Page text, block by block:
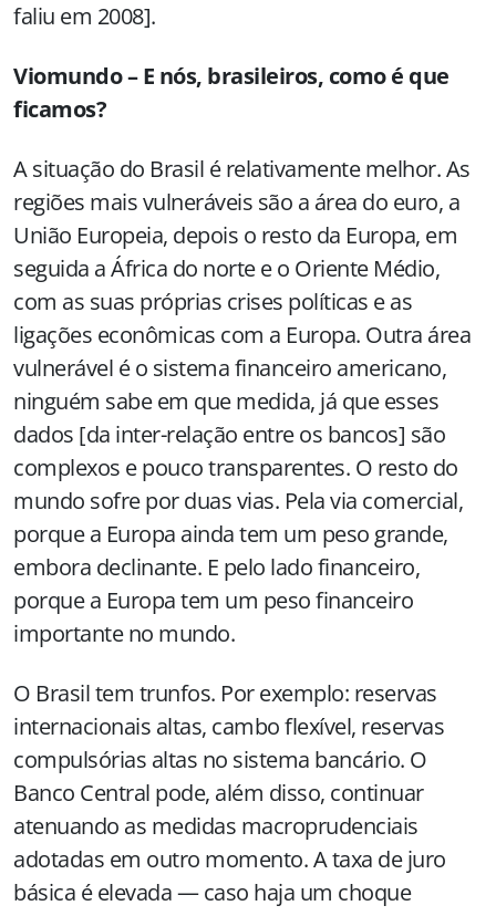
faliu em 2008].
Viomundo – E nós, brasileiros, como é que
ficamos?
A situação do Brasil é relativamente melhor. As
regiões mais vulneráveis são a área do euro, a
União Europeia, depois o resto da Europa, em
seguida a África do norte e o Oriente Médio,
com as suas próprias crises políticas e as
ligações econômicas com a Europa. Outra área
vulnerável é o sistema financeiro americano,
ninguém sabe em que medida, já que esses
dados [da inter-relação entre os bancos] são
complexos e pouco transparentes. O resto do
mundo sofre por duas vias. Pela via comercial,
porque a Europa ainda tem um peso grande,
embora declinante. E pelo lado financeiro,
porque a Europa tem um peso financeiro
importante no mundo.
O Brasil tem trunfos. Por exemplo: reservas
internacionais altas, cambo flexível, reservas
compulsórias altas no sistema bancário. O
Banco Central pode, além disso, continuar
atenuando as medidas macroprudenciais
adotadas em outro momento. A taxa de juro
básica é elevada — caso haja um choque